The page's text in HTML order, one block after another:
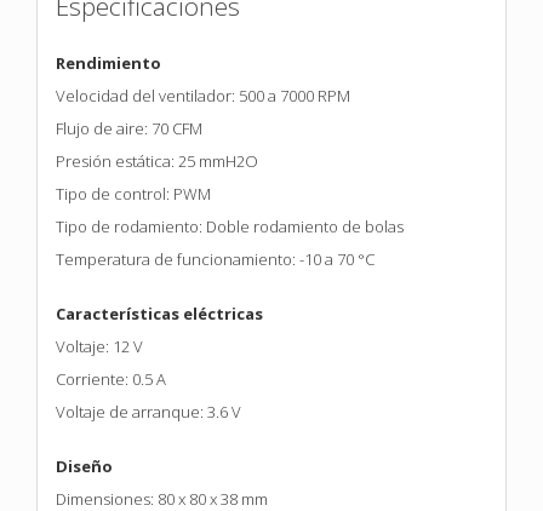
Rendimiento
Velocidad del ventilador: 500 a 7000 RPM
Flujo de aire: 70 CFM
Presión estática: 25 mmH2O
Tipo de control: PWM
Tipo de rodamiento: Doble rodamiento de bolas
Temperatura de funcionamiento: -10 a 70 °C
Características eléctricas
Voltaje: 12 V
Corriente: 0.5 A
Voltaje de arranque: 3.6 V
Diseño
Dimensiones: 80 x 80 x 38 mm